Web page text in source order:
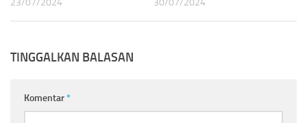
23/07/2024 30/07/2024
TINGGALKAN BALASAN
Komentar*